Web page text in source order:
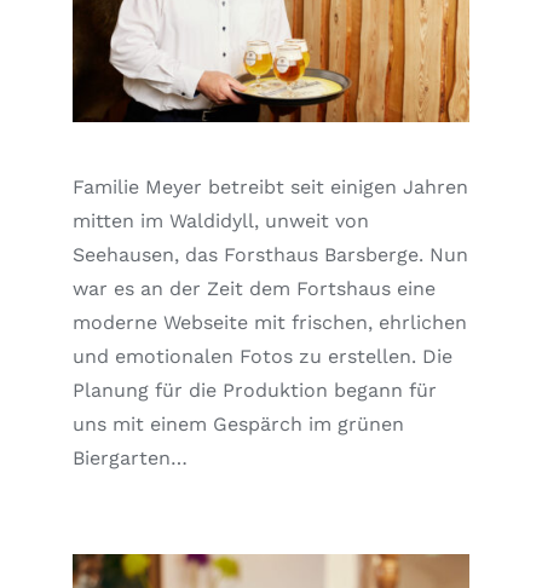
Familie Meyer betreibt seit einigen Jahren
mitten im Waldidyll, unweit von
Seehausen, das Forsthaus Barsberge. Nun
war es an der Zeit dem Fortshaus eine
moderne Webseite mit frischen, ehrlichen
und emotionalen Fotos zu erstellen. Die
Planung für die Produktion begann für
uns mit einem Gespärch im grünen
Biergarten…